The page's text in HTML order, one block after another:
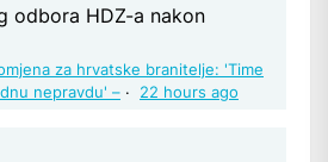
odbora HDZ-a nakon
za hrvatske branitelje: 'Time
nepravdu' – · 22 hours ago